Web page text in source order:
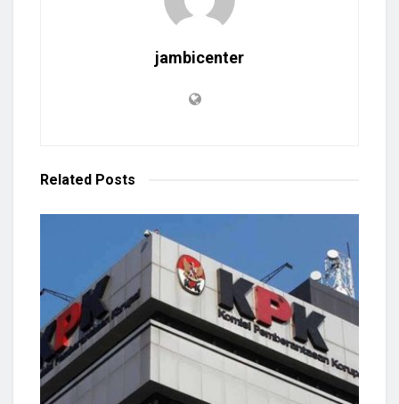
jambicenter
Related Posts